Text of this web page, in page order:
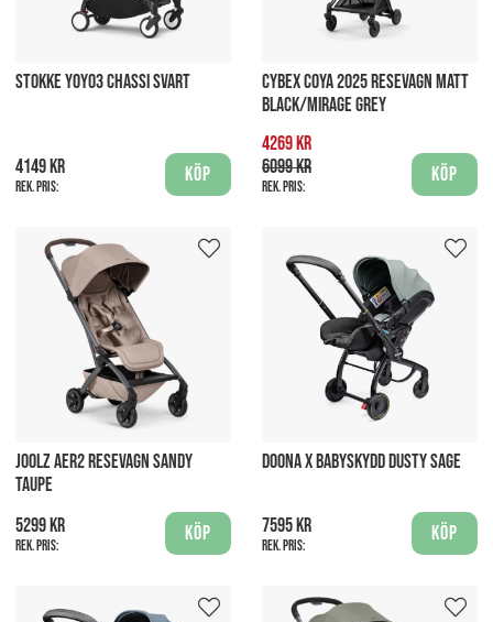
STOKKE YOYO3 CHASSI SVART
4149 kr
Rek. pris:
Köp
CYBEX COYA 2025 RESEVAGN MATT
BLACK/MIRAGE GREY
4269 kr
6099 kr
Rek. pris:
Köp
JOOLZ AER2 RESEVAGN SANDY
TAUPE
5299 kr
Rek. pris:
Köp
DOONA X BABYSKYDD DUSTY SAGE
7595 kr
Rek. pris:
Köp